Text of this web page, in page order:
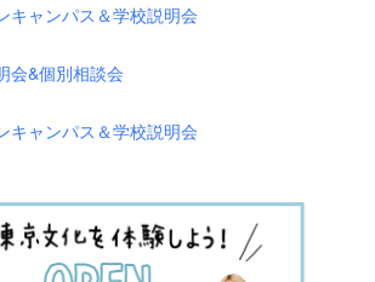
キャンパス＆学校説明会
会&個別相談会
キャンパス＆学校説明会